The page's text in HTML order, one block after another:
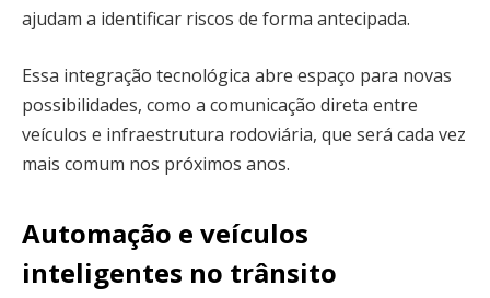
ajudam a identificar riscos de forma antecipada.
Essa integração tecnológica abre espaço para novas
possibilidades, como a comunicação direta entre
veículos e infraestrutura rodoviária, que será cada vez
mais comum nos próximos anos.
Automação e veículos
inteligentes no trânsito